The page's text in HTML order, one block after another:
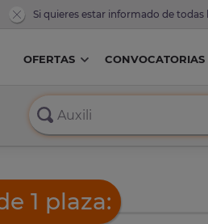
Si quieres estar informado de
OFERTAS CONVOCATORIAS
1 plaza: